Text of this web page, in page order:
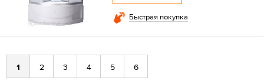
Быстрая покупка
1 2 3 4 5 6